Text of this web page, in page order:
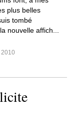
plus belles
tombé
nouvelle affich...